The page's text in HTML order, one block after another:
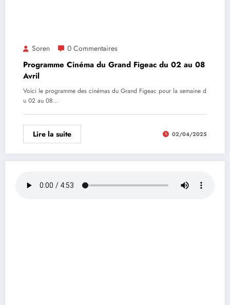
Soren 0 Commentaires
Programme Cinéma du Grand Figeac du 02 au 08
Avril
Voici le programme des cinémas du Grand Figeac pour la semaine d
u 02 au 08…
Lire la suite 02/04/2025